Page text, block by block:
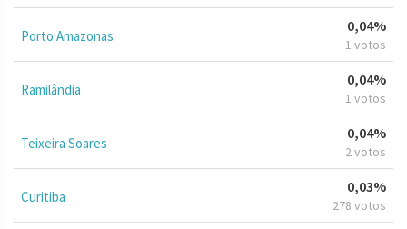
Porto Amazonas
0,04%
1 votos
Ramilândia
0,04%
1 votos
Teixeira Soares
0,04%
2 votos
Curitiba
0,03%
278 votos